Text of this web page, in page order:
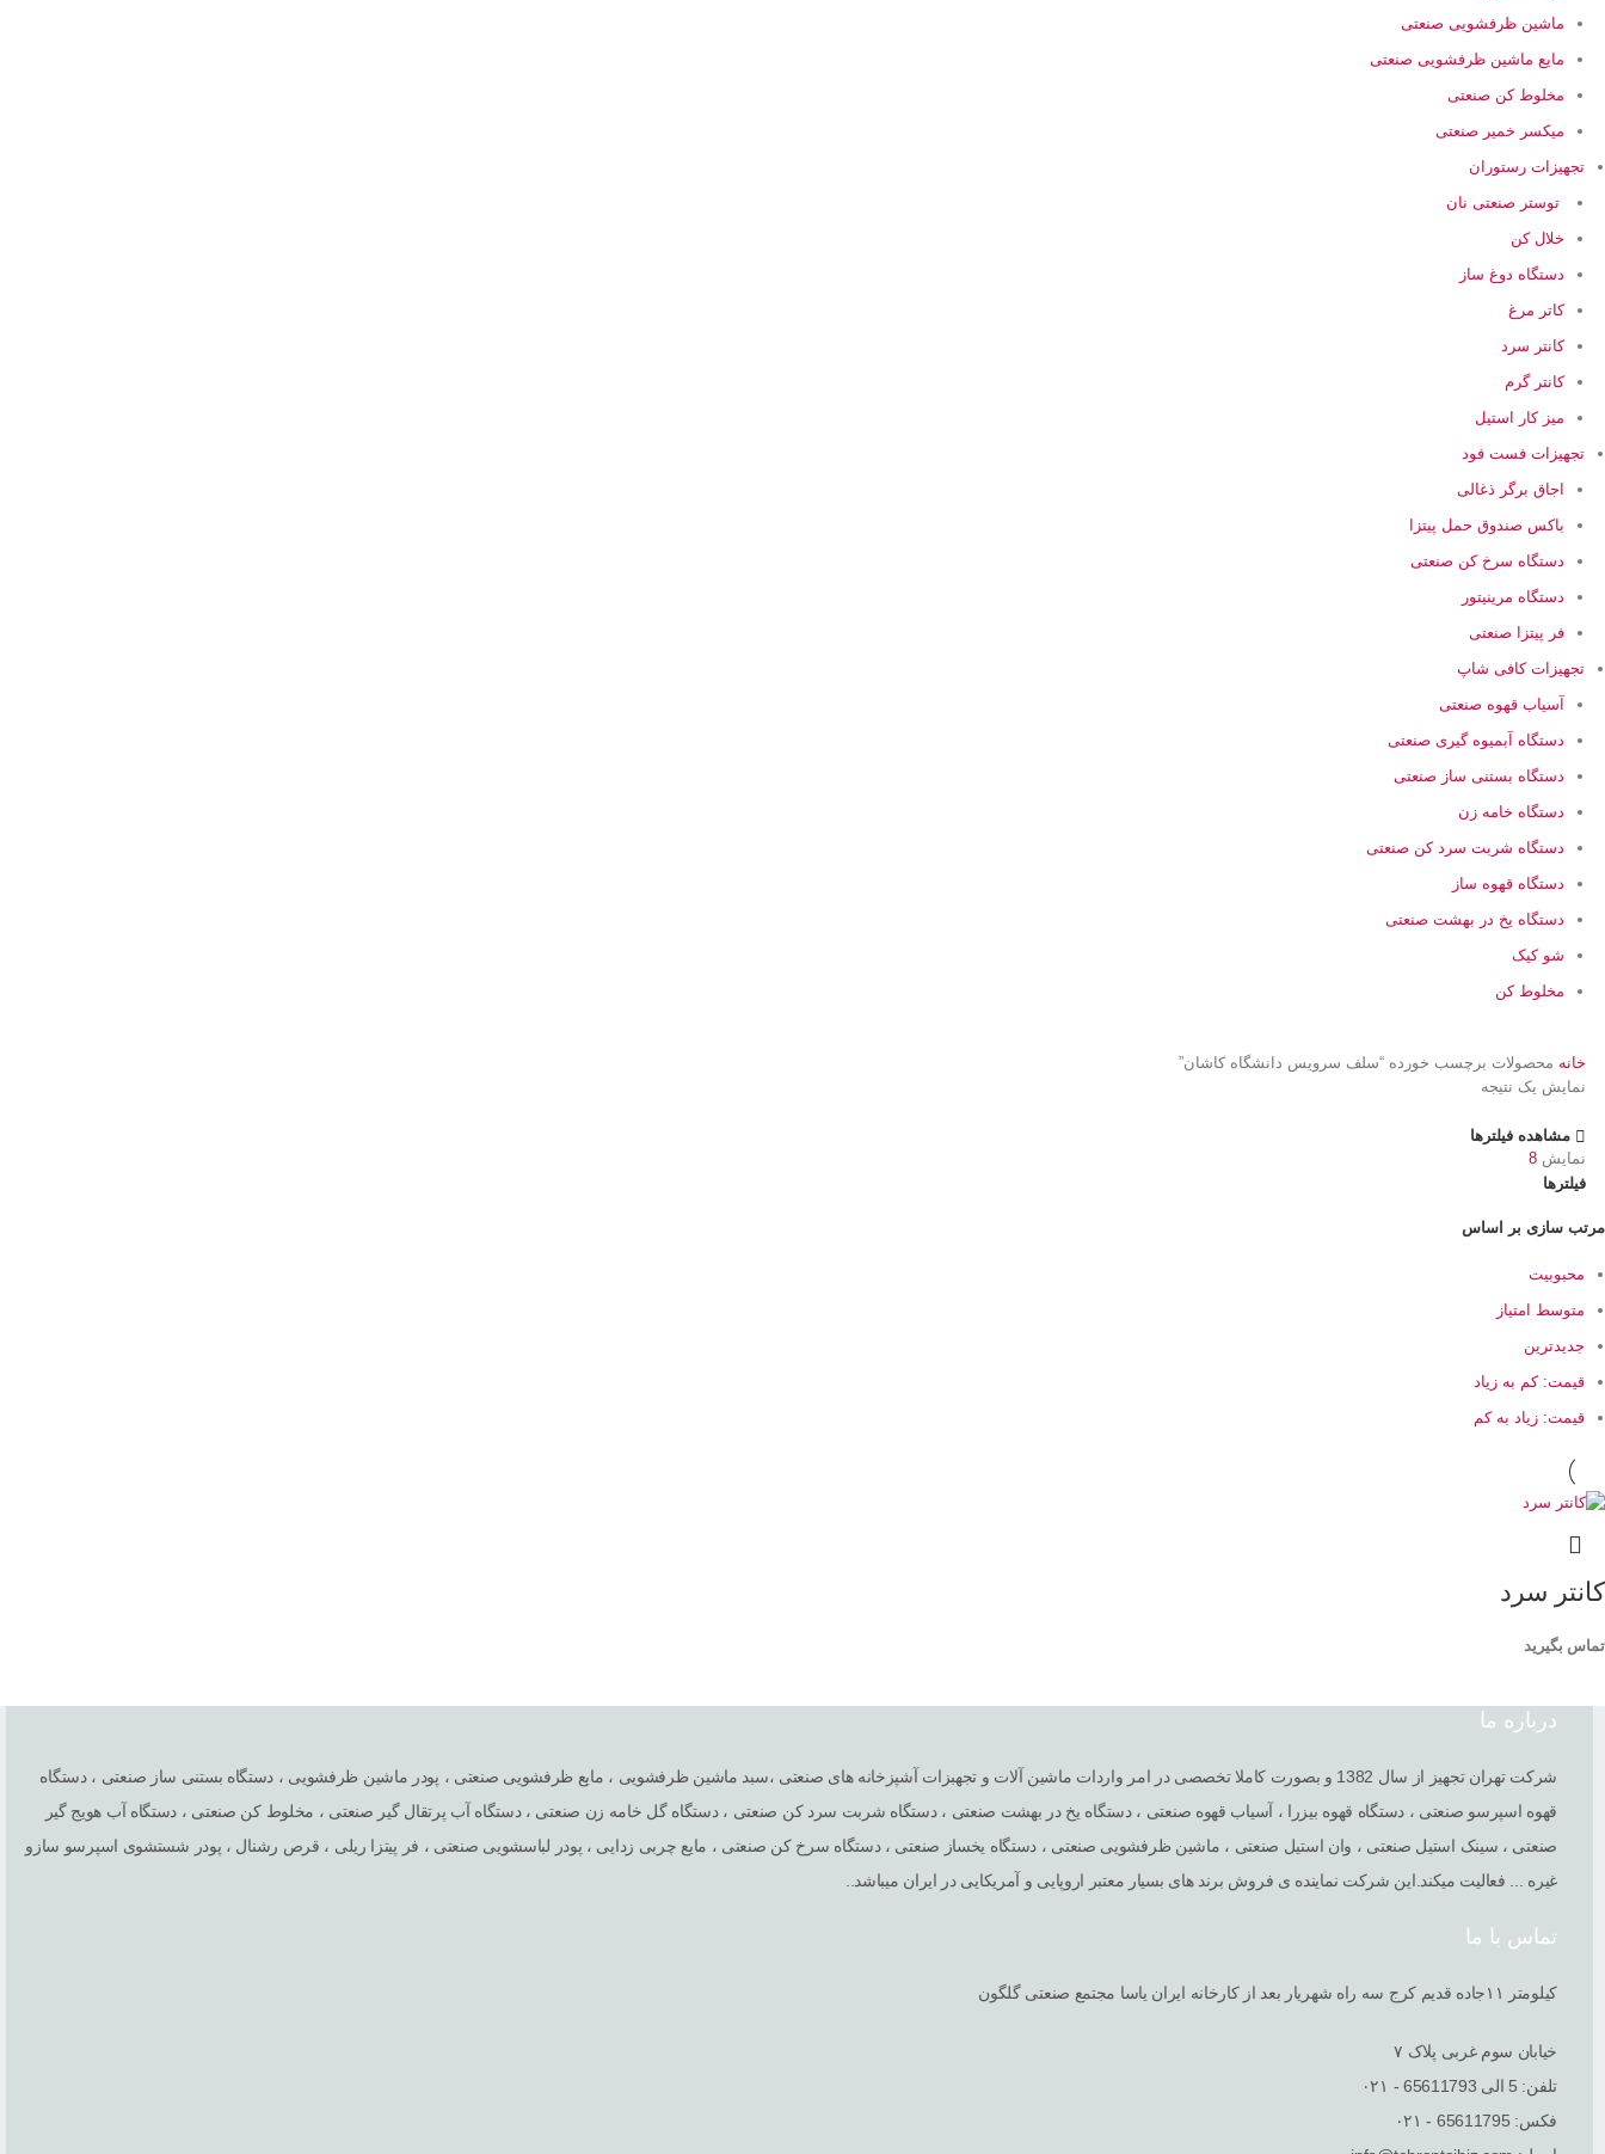
ماشین ظرفشویی صنعتی
مایع ماشین ظرفشویی صنعتی
مخلوط کن صنعتی
میکسر خمیر صنعتی
تجهیزات رستوران
توستر صنعتی نان
خلال کن
دستگاه دوغ ساز
کاتر مرغ
کانتر سرد
کانتر گرم
میز کار استیل
تجهیزات فست فود
اجاق برگر ذغالی
باکس صندوق حمل پیتزا
دستگاه سرخ کن صنعتی
دستگاه مرینیتور
فر پیتزا صنعتی
تجهیزات کافی شاپ
آسیاب قهوه صنعتی
دستگاه آبمیوه گیری صنعتی
دستگاه بستنی ساز صنعتی
دستگاه خامه زن
دستگاه شربت سرد کن صنعتی
دستگاه قهوه ساز
دستگاه یخ در بهشت صنعتی
شو کیک
مخلوط کن
خانه محصولات برچسب خورده “سلف سرویس دانشگاه کاشان”
نمایش یک نتیجه
مشاهده فیلترها
نمایش 8
فیلترها
مرتب سازی بر اساس
محبوبیت
متوسط امتیاز
جدیدترین
قیمت: کم به زیاد
قیمت: زیاد به کم
کانتر سرد
تماس بگیرید
درباره ما
شرکت تهران تجهیز از سال 1382 و بصورت کاملا تخصصی در امر واردات ماشین آلات و تجهبزات آشپزخانه های صنعتی ،سبد ماشین ظرفشویی ، مایع ظرفشویی صنعتی ، پودر ماشین ظرفشویی ، دستگاه بستنی ساز صنعتی ، دستگاه
قهوه اسپرسو صنعتی ، دستگاه قهوه بیزرا ، آسیاب قهوه صنعتی ، دستگاه یخ در بهشت صنعتی ، دستگاه شربت سرد کن صنعتی ، دستگاه گل خامه زن صنعتی ، دستگاه آب پرتقال گیر صنعتی ، مخلوط کن صنعتی ، دستگاه آب هویج گیر
صنعتی ، سینک استیل صنعتی ، وان استیل صنعتی ، ماشین ظرفشویی صنعتی ، دستگاه یخساز صنعتی ، دستگاه سرخ کن صنعتی ، مایع چربی زدایی ، پودر لباسشویی صنعتی ، فر پیتزا ریلی ، قرص رشنال ، پودر شستشوی اسپرسو سازو
غیره ... فعالیت میکند.این شرکت نماینده ی فروش برند های بسیار معتبر اروپایی و آمریکایی در ایران میباشد..
تماس با ما
کیلومتر ١١جاده قدیم کرج سه راه شهریار بعد از کارخانه ایران یاسا مجتمع صنعتی گلگون
خیابان سوم غربی پلاک ٧
تلفن: 5 الی 65611793 - ۰۲۱
فکس: 65611795 - ۰۲۱